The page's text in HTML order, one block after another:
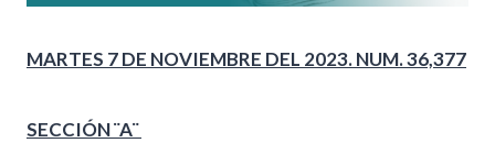
MARTES 7 DE NOVIEMBRE DEL 2023. NUM. 36,377
SECCIÓN ¨A¨